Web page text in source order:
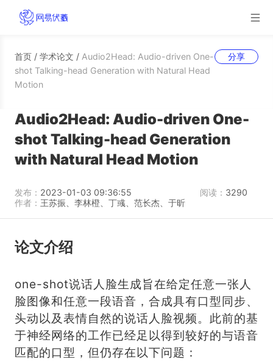
首页 / 学术论文 / Audio2Head: Audio-driven One-
shot Talking-head Generation with Natural Head
Motion
分享
Audio2Head: Audio-driven One-
shot Talking-head Generation
with Natural Head Motion
发布： 2023-01-03 09:36:55 阅读： 3290
作者： 王苏振、李林橙、丁彧、范长杰、于昕
论文介绍
one-shot说话人脸生成旨在给定任意一张人
脸图像和任意一段语音，合成具有口型同步、
头动以及表情自然的说话人脸视频。此前的基
于神经网络的工作已经足以得到较好的与语音
匹配的口型，但仍存在以下问题：